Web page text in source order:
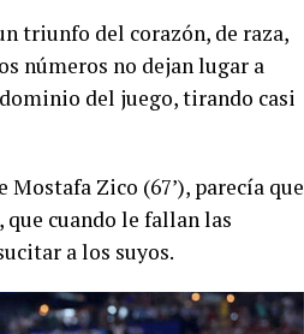
triunfo del corazón, de raza,
números no dejan lugar a
del juego, tirando casi
Mostafa Zico (67’), parecía que
cuando le fallan las
a los suyos.